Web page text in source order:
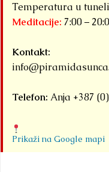
Temperatura u
Meditacije: 7:00 –
Kontakt:
Telefon: Anja +387
Prikaži na Google mapi